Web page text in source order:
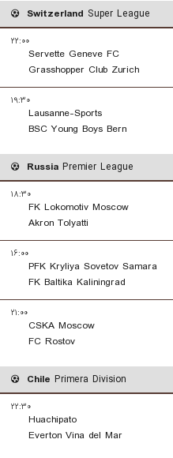
Switzerland Super League
۲۲:۰۰
Servette Geneve FC
Grasshopper Club Zurich
۱۹:۳۰
Lausanne-Sports
BSC Young Boys Bern
Russia Premier League
۱۸:۳۰
FK Lokomotiv Moscow
Akron Tolyatti
۱۶:۰۰
PFK Kryliya Sovetov Samara
FK Baltika Kaliningrad
۲۱:۰۰
CSKA Moscow
FC Rostov
Chile Primera Division
۲۲:۳۰
Huachipato
Everton Vina del Mar